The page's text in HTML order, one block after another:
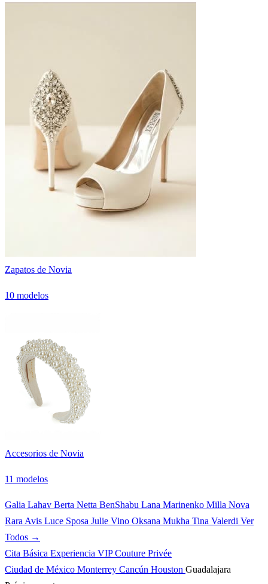
Zapatos de Novia
10 modelos
Accesorios de Novia
11 modelos
Galia Lahav Berta Netta BenShabu Lana Marinenko Milla Nova
Rara Avis Luce Sposa Julie Vino Oksana Mukha Tina Valerdi Ver
Todos →
Cita Básica Experiencia VIPCouture Privée
Ciudad de México Monterrey Cancún Houston Guadalajara